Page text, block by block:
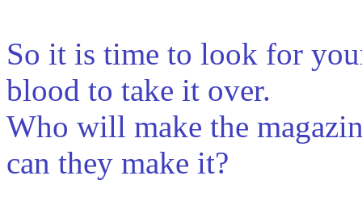
So it is time to look for
blood to take it over.
Who will make the
can they make it?